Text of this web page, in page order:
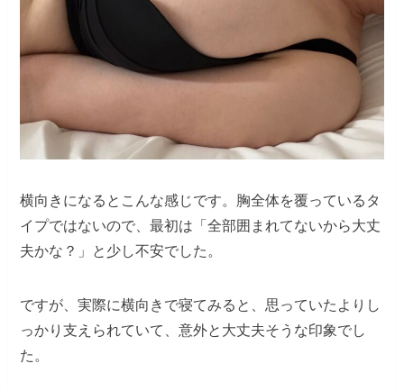
横向きになるとこんな感じです。胸全体を覆っているタ
イプではないので、最初は「全部囲まれてないから大丈
夫かな？」と少し不安でした。
ですが、実際に横向きで寝てみると、思っていたよりし
っかり支えられていて、意外と大丈夫そうな印象でし
た。